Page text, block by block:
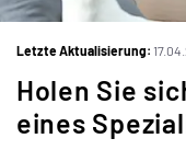
Letzte Aktualisierung:
Holen Sie
eines